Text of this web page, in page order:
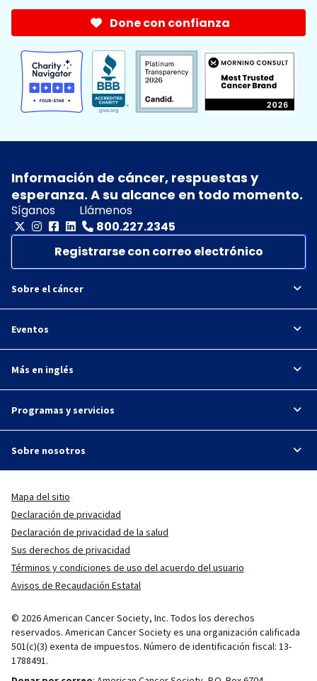
Done con confianza
Información de cáncer, respuestas y
esperanza. A su alcance en todo momento.
Síganos
Llámenos
800.227.2345
Registrarse con correo electrónico
Sobre el cáncer
Eventos
Más en inglés
Programas y servicios
Sobre nosotros
Mapa del sitio
Declaración de privacidad
Declaración de privacidad de la salud
Sus derechos de privacidad
Términos y condiciones de uso del acuerdo del usuario
Avisos de Recaudación Estatal
© 2026 American Cancer Society, Inc. Todos los derechos
reservados. American Cancer Society es una organización calificada
501(c)(3) exenta de impuestos. Número de identificación fiscal: 13-
1788491.